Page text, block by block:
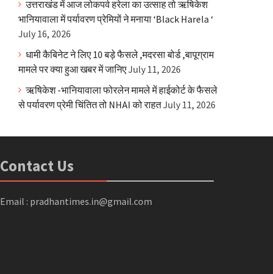
उत्तराखंड में आज लोकपर्व हरेला का उत्साह तो ऋषिकेश
भानियावाला में पर्यावरण प्रेमियों ने मनाया ‘Black Harela ‘
July 16, 2026
धामी कैबिनेट ने लिए 10 बड़े फैसले ,मदरसा बोर्ड ,बापूग्राम
मामले पर क्या हुआ खबर में जानिएJuly 11, 2026
ऋषिकेश -भानियावाला फोरलेन मामले में हाईकोर्ट के फैसले
से पर्यावरण प्रेमी चिंतित तो NHAI को राहतJuly 11, 2026
Contact Us
Email : pradhantimes.in@gmail.com